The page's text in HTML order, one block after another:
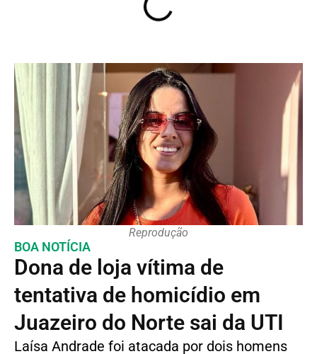
Reprodução
BOA NOTÍCIA
Dona de loja vítima de
tentativa de homicídio em
Juazeiro do Norte sai da UTI
Laísa Andrade foi atacada por dois homens